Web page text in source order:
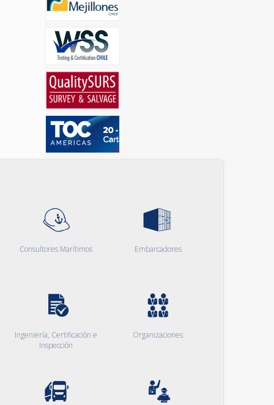
Consultores Marítimos Embarcadores
Ingeniería, Certificación e
Inspección
Organizaciones